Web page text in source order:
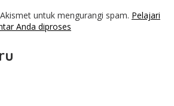
untuk mengurangi spam. Pelajari
Anda diproses